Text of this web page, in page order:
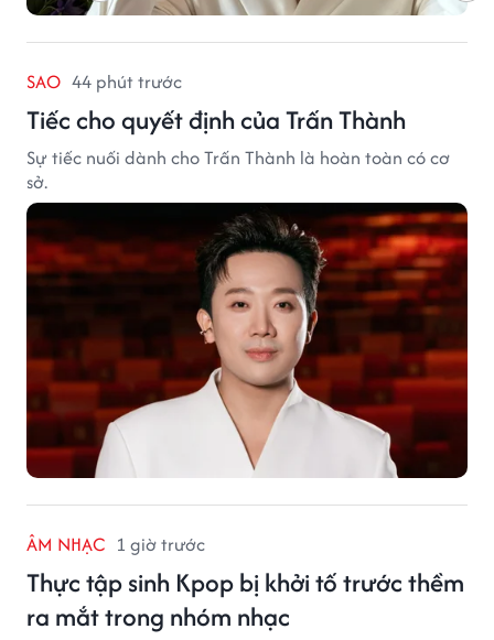
SAO 44 phút trước
Tiếc cho quyết định của Trấn Thành
Sự tiếc nuối dành cho Trấn Thành là hoàn toàn có cơ
sở.
ÂM NHẠC 1 giờ trước
Thực tập sinh Kpop bị khởi tố trước thềm
ra mắt trong nhóm nhạc